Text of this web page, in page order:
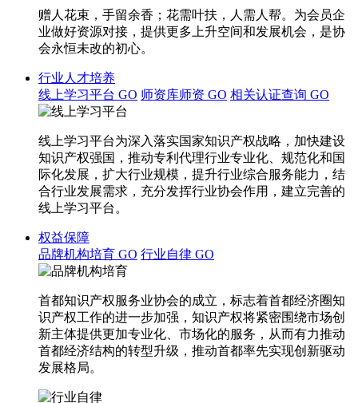
赠人花束，手留余香；花需叶扶，人需人帮。为会员企
业做好资源对接，提供更多上升空间和发展机会，是协
会永恒未改的初心。
行业人才培养
线上学习平台 GO 师资库师资 GO 相关认证查询 GO
线上学习平台为深入落实国家知识产权战略，加快建设
知识产权强国，推动专利代理行业专业化、规范化和国
际化发展，扩大行业规模，提升行业综合服务能力，结
合行业发展需求，充分发挥行业协会作用，建立完善的
线上学习平台。
权益保障
品牌机构培育 GO 行业自律 GO
首都知识产权服务业协会的成立，标志着首都经济圈知
识产权工作的进一步加强，知识产权将紧密围绕市场创
新主体提供更加专业化、市场化的服务，从而有力推动
首都经济结构的转型升级，推动首都率先实现创新驱动
发展格局。